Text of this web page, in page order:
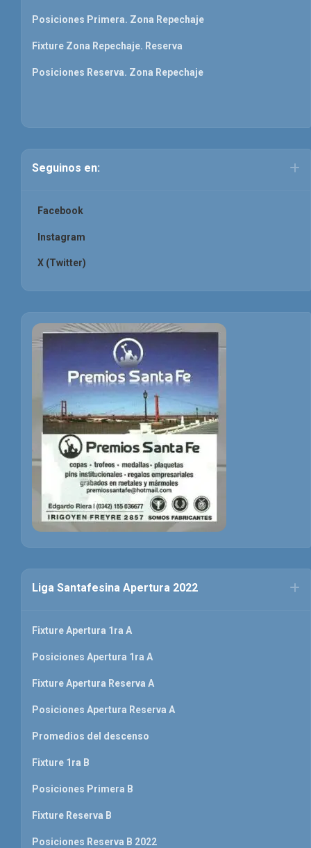
Posiciones Primera. Zona Repechaje
Fixture Zona Repechaje. Reserva
Posiciones Reserva. Zona Repechaje
Seguinos en:
Facebook
Instagram
X (Twitter)
Liga Santafesina Apertura 2022
Fixture Apertura 1ra A
Posiciones Apertura 1ra A
Fixture Apertura Reserva A
Posiciones Apertura Reserva A
Promedios del descenso
Fixture 1ra B
Posiciones Primera B
Fixture Reserva B
Posiciones Reserva B 2022